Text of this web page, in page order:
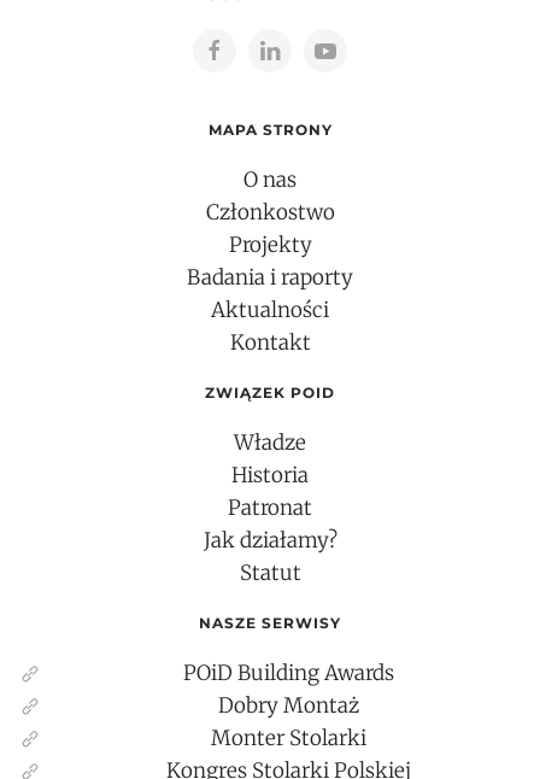
MAPA STRONY
O nas
Członkostwo
Projekty
Badania i raporty
Aktualności
Kontakt
ZWIĄZEK POID
Władze
Historia
Patronat
Jak działamy?
Statut
NASZE SERWISY
POiD Building Awards
Dobry Montaż
Monter Stolarki
Kongres Stolarki Polskiej